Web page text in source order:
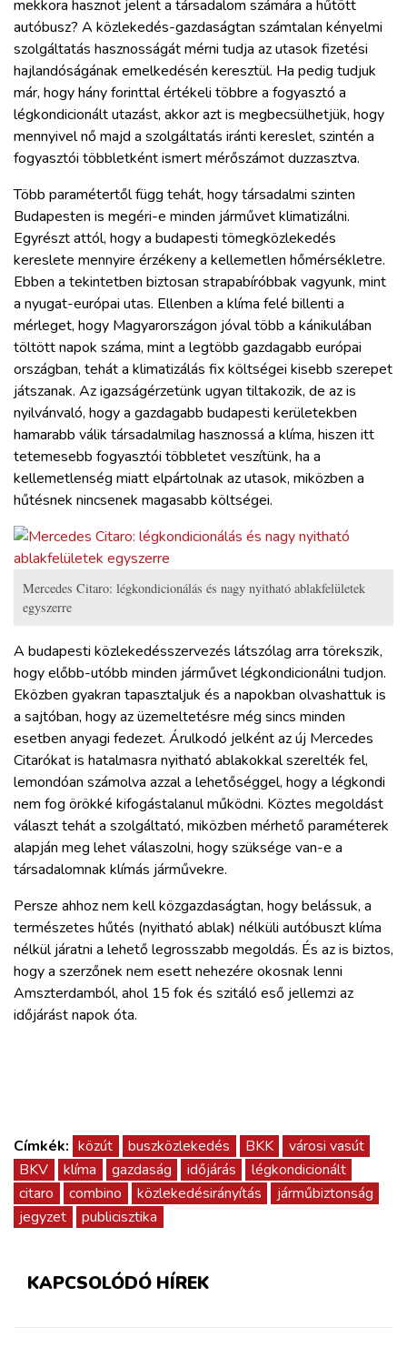
mekkora hasznot jelent a társadalom számára a hűtött
autóbusz? A közlekedés-gazdaságtan számtalan kényelmi
szolgáltatás hasznosságát mérni tudja az utasok fizetési
hajlandóságának emelkedésén keresztül. Ha pedig tudjuk
már, hogy hány forinttal értékeli többre a fogyasztó a
légkondicionált utazást, akkor azt is megbecsülhetjük, hogy
mennyivel nő majd a szolgáltatás iránti kereslet, szintén a
fogyasztói többletként ismert mérőszámot duzzasztva.
Több paramétertől függ tehát, hogy társadalmi szinten
Budapesten is megéri-e minden járművet klimatizálni.
Egyrészt attól, hogy a budapesti tömegközlekedés
kereslete mennyire érzékeny a kellemetlen hőmérsékletre.
Ebben a tekintetben biztosan strapabíróbbak vagyunk, mint
a nyugat-európai utas. Ellenben a klíma felé billenti a
mérleget, hogy Magyarországon jóval több a kánikulában
töltött napok száma, mint a legtöbb gazdagabb európai
országban, tehát a klimatizálás fix költségei kisebb szerepet
játszanak. Az igazságérzetünk ugyan tiltakozik, de az is
nyilvánvaló, hogy a gazdagabb budapesti kerületekben
hamarabb válik társadalmilag hasznossá a klíma, hiszen itt
tetemesebb fogyasztói többletet veszítünk, ha a
kellemetlenség miatt elpártolnak az utasok, miközben a
hűtésnek nincsenek magasabb költségei.
Mercedes Citaro: légkondicionálás és nagy nyitható ablakfelületek
egyszerre
A budapesti közlekedésszervezés látszólag arra törekszik,
hogy előbb-utóbb minden járművet légkondicionálni tudjon.
Eközben gyakran tapasztaljuk és a napokban olvashattuk is
a sajtóban, hogy az üzemeltetésre még sincs minden
esetben anyagi fedezet. Árulkodó jelként az új Mercedes
Citarókat is hatalmasra nyitható ablakokkal szerelték fel,
lemondóan számolva azzal a lehetőséggel, hogy a légkondi
nem fog örökké kifogástalanul működni. Köztes megoldást
választ tehát a szolgáltató, miközben mérhető paraméterek
alapján meg lehet válaszolni, hogy szüksége van-e a
társadalomnak klímás járművekre.
Persze ahhoz nem kell közgazdaságtan, hogy belássuk, a
természetes hűtés (nyitható ablak) nélküli autóbuszt klíma
nélkül járatni a lehető legrosszabb megoldás. És az is biztos,
hogy a szerzőnek nem esett nehezére okosnak lenni
Amszterdamból, ahol 15 fok és szitáló eső jellemzi az
időjárást napok óta.
Címkék: közút buszközlekedés BKK
városi vasút
BKV
klíma gazdaság időjárás
légkondicionált
citaro
combino közlekedésirányítás
járműbiztonság
jegyzet
publicisztika
KAPCSOLÓDÓ HÍREK